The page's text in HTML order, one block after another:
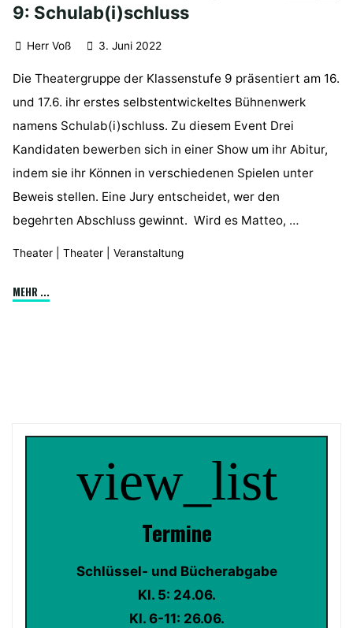
9: Schulab(i)schluss
Herr Voß 3. Juni 2022
Die Theatergruppe der Klassenstufe 9 präsentiert am 16.
und 17.6. ihr erstes selbstentwickeltes Bühnenwerk
namens Schulab(i)schluss. Zu diesem Event Drei
Kandidaten bewerben sich in einer Show um ihr Abitur,
indem sie ihr Können in verschiedenen Spielen unter
Beweis stellen. Eine Jury entscheidet, wer den
begehrten Abschluss gewinnt. Wird es Matteo, …
Theater Theater Veranstaltung
MEHR ...
view_list
Termine
Schlüssel- und Bücherabgabe
Kl. 5: 24.06.
Kl. 6-11: 26.06.